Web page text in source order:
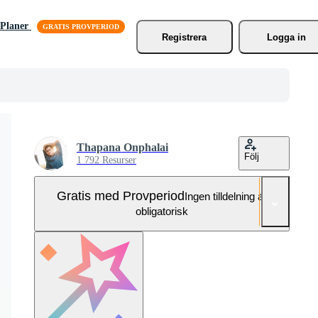
Planer
Registrera
Logga in
Thapana Onphalai
1 792 Resurser Följ
Gratis med ProvperiodIngen tilldelning är
obligatorisk